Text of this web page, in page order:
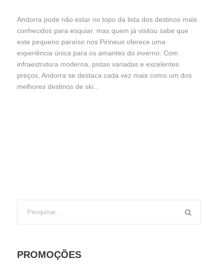
Andorra pode não estar no topo da lista dos destinos mais
conhecidos para esquiar, mas quem já visitou sabe que
este pequeno paraíso nos Pirineus oferece uma
experiência única para os amantes do inverno. Com
infraestrutura moderna, pistas variadas e excelentes
preços, Andorra se destaca cada vez mais como um dos
melhores destinos de ski...
PROMOÇÕES